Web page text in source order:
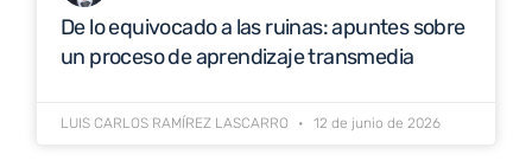
De lo equivocado a las ruinas: apuntes sobre
un proceso de aprendizaje transmedia
LUIS CARLOS RAMÍREZ LASCARRO 12 de junio de 2026